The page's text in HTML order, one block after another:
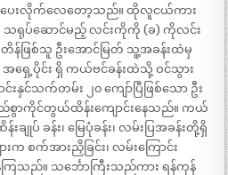
ပေးလိုက်လေတော့သည်။ ထိုလူငယ်ကား
ရုပ်ဆောင်မည့် လင်းကိုကို (ခ) ကိုလင်း
တိန်ဖြစ်သူ ဦးအောင်မြတ် သူ့အခန်းထဲမှ
အရှေ့ပိုင်း ရှိ ကယ်ဗင်ခန်းထဲသို့ ဝင်သွား
နှင်သက်တမ်း ၂၀ ကျော်ပြီဖြစ်သော ဦး
စွာကိုင်တွယ်ထိန်းကျောင်းနေသည်။ ကယ်
ျုပ် ခန်း၊ မြေပုံခန်း၊ လမ်းပြအခန်းတို့ရှိ
က စက်အားညှိခြင်း၊ လမ်းကြောင်း
ြသည်။ သင်္ဘောကြီးသည်ကား ရန်ကုန်